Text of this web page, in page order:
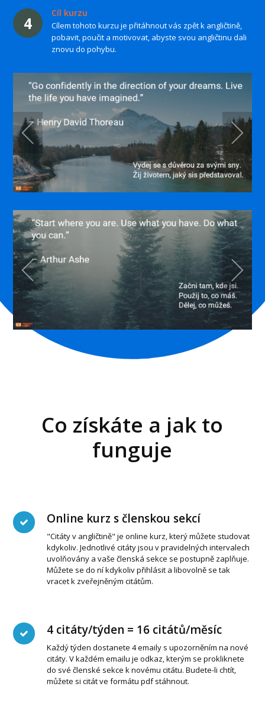
4 Cíl kurzu
Cílem tohoto kurzu je přitáhnout vás zpět k angličtině,
pobavit, poučit a motivovat, abyste svou angličtinu dali
znovu do pohybu.
Co získáte a jak to
funguje
Online kurz s členskou sekcí
"Citáty v angličtině" je online kurz, který můžete studovat
kdykoliv. Jednotlivé citáty jsou v pravidelných intervalech
uvolňovány a vaše členská sekce se postupně zaplňuje.
Můžete se do ní kdykoliv přihlásit a libovolně se tak
vracet k zveřejněným citátům.
4 citáty/týden = 16 citátů/měsíc
Každý týden dostanete 4 emaily s upozorněním na nové
citáty. V každém emailu je odkaz, kterým se prokliknete
do své členské sekce k novému citátu. Budete-li chtít,
můžete si citát ve formátu pdf stáhnout.